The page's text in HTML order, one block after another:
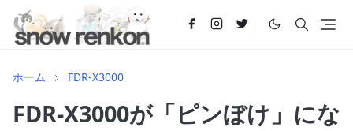
ホーム FDR-X3000
FDR-X3000が「ピンぼけ」にな